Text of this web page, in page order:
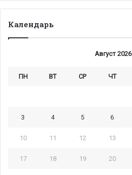
Календарь
Август 2026
ПН ВТ СР ЧТ
3 4 5 6
10 11 12 13
17 18 19 20